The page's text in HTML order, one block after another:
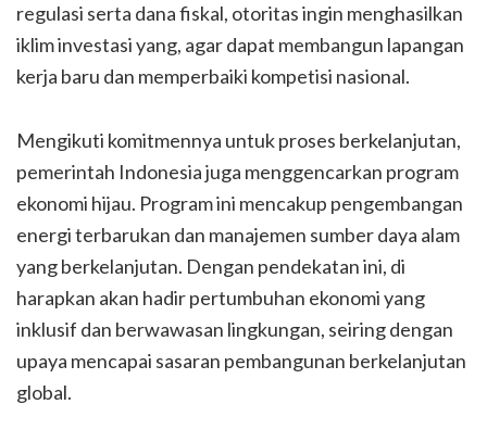
regulasi serta dana fiskal, otoritas ingin menghasilkan
iklim investasi yang, agar dapat membangun lapangan
kerja baru dan memperbaiki kompetisi nasional.
Mengikuti komitmennya untuk proses berkelanjutan,
pemerintah Indonesia juga menggencarkan program
ekonomi hijau. Program ini mencakup pengembangan
energi terbarukan dan manajemen sumber daya alam
yang berkelanjutan. Dengan pendekatan ini, di
harapkan akan hadir pertumbuhan ekonomi yang
inklusif dan berwawasan lingkungan, seiring dengan
upaya mencapai sasaran pembangunan berkelanjutan
global.